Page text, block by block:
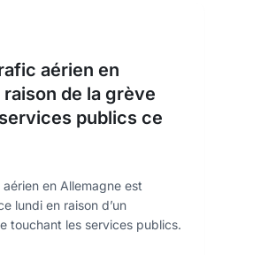
aérien en
de la grève
publics ce
en Allemagne est
lundi en raison d’un
touchant les services publics.